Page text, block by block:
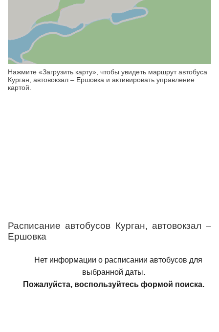
Нажмите «Загрузить карту», чтобы увидеть маршрут автобуса
Курган, автовокзал – Ершовка и активировать управление
картой.
Расписание автобусов Курган, автовокзал –
Ершовка
Нет информации о расписании автобусов для
выбранной даты.
Пожалуйста, воспользуйтесь формой поиска.